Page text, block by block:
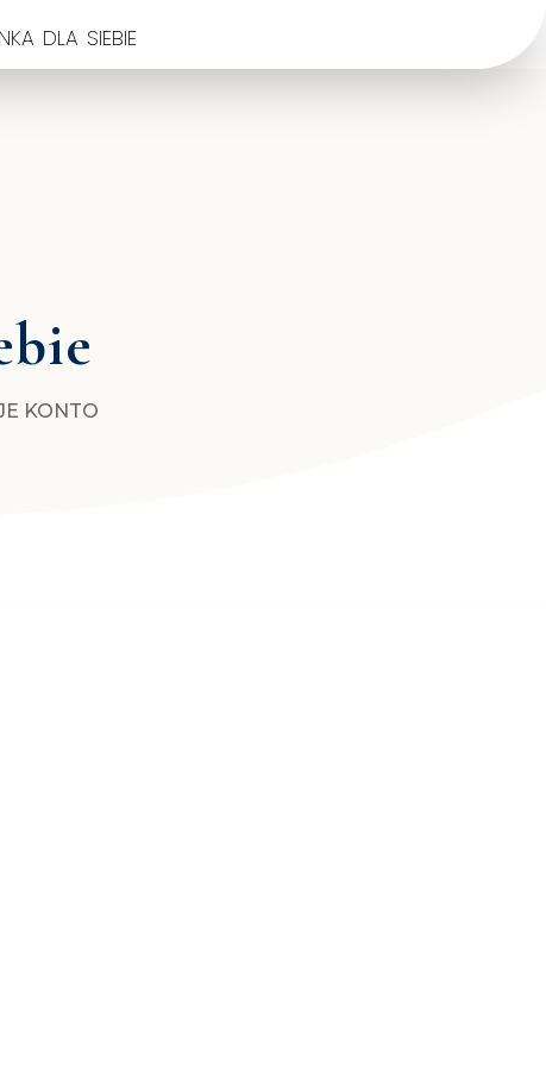
dla siebie
KONTO